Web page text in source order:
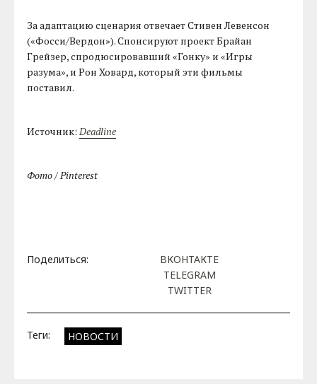
За адаптацию сценария отвечает Стивен Левенсон
(«Фосси/Вердон»). Спонсируют проект Брайан
Грейзер, спродюсировавший «Гонку» и «Игры
разума», и Рон Ховард, который эти фильмы
поставил.
Источник:Deadline
Фото / Pinterest
Поделиться:
ВКОНТАКТЕ
TELEGRAM
TWITTER
Теги: НОВОСТИ